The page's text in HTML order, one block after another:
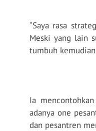
“Saya rasa
Meski yang lain
tumbuh
Ia
adanya one
dan pesantren